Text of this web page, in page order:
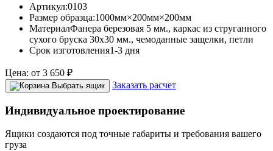
Артикул:0103
Размер образца:1000мм×200мм×200мм
МатериалФанера березовая 5 мм., каркас из струганного
сухого бруска 30х30 мм., чемоданные защелки, петли
Срок изготовления1-3 дня
Цена: от 3 650 ₽
Выбрать ящик Заказать расчет
Индивидуальное проектирование
Ящики создаются под точные габариты и требования вашего
груза